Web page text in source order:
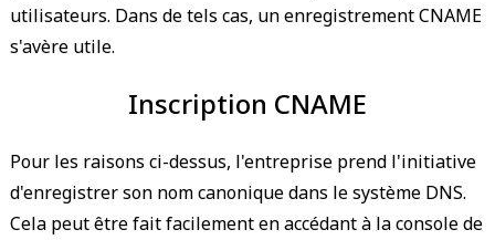
utilisateurs. Dans de tels cas, un enregistrement CNAME
s'avère utile.
Inscription CNAME
Pour les raisons ci-dessus, l'entreprise prend l'initiative
d'enregistrer son nom canonique dans le système DNS.
Cela peut être fait facilement en accédant à la console de